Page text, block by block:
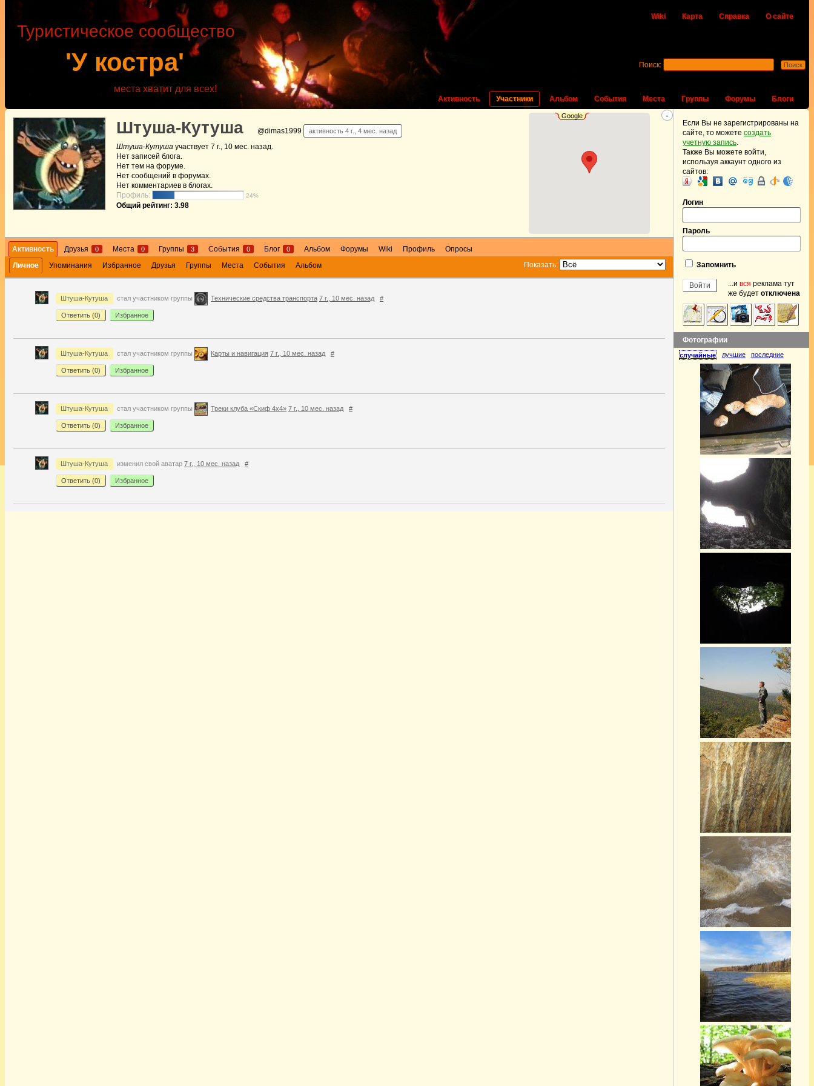
Wiki Карта Справка О сайте
'У костра'
Туристическое сообщество
места хватит для всех!
Активность Участники Альбом События Места Группы Форумы Блоги
Поиск:
-
Google
Штуша-Кутуша @dimas1999 активность 4 г., 4 мес. назад
Штуша-Кутуша участвует 7 г., 10 мес. назад.
Нет записей блога.
Нет тем на форуме.
Нет сообщений в форумах.
Нет комментариев в блогах.
Профиль:
24%
Общий рейтинг: 3.98
Активность Друзья 0 Места 0 Группы 3 События 0 Блог 0 Альбом Форумы Wiki Профиль
Опросы
Личное
Упоминания Избранное Друзья Группы Места События Альбом Показать:
Штуша-Кутуша стал участником группы Технические средства транспорта 7 г., 10 мес. назад #
Ответить (0) Избранное
Штуша-Кутуша стал участником группы Карты и навигация 7 г., 10 мес. назад #
Ответить (0) Избранное
Штуша-Кутуша стал участником группы Треки клуба «Скиф 4х4» 7 г., 10 мес. назад #
Ответить (0) Избранное
Штуша-Кутуша изменил свой аватар 7 г., 10 мес. назад #
Ответить (0) Избранное
Если Вы не зарегистрированы на
сайте, то можете создать
учетную запись.
Также Вы можете войти,
используя аккаунт одного из
сайтов:
Логин
Пароль
Запомнить
...и вся реклама тут
же будет отключена
Фотографии
случайные лучшие последние